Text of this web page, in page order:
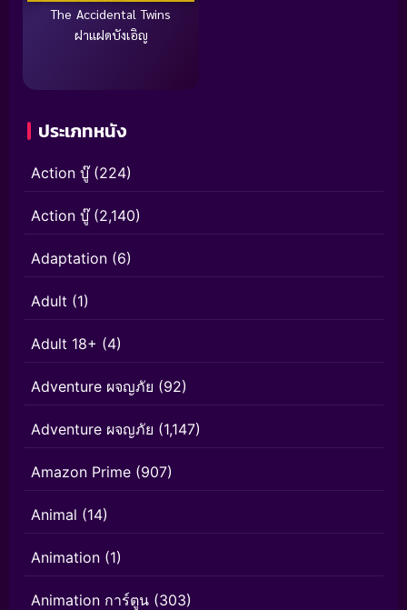
The Accidental Twins
ฝาแฝดบังเอิญ
ประเภทหนัง
Action บู๊(224)
Action บู๊(2,140)
Adaptation (6)
Adult (1)
Adult 18+ (4)
Adventure ผจญภัย (92)
Adventure ผจญภัย (1,147)
Amazon Prime (907)
Animal (14)
Animation (1)
Animation การ์ตูน (303)